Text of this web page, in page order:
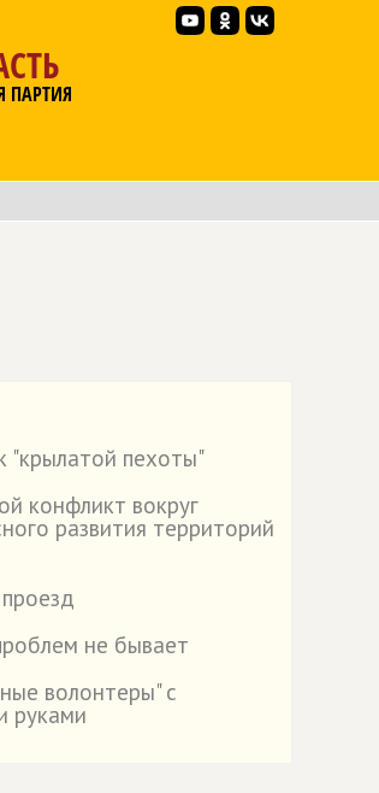
ПАРТИЯ
"крылатой пехоты"
конфликт вокруг
развития территорий
не бывает
волонтеры" с
руками